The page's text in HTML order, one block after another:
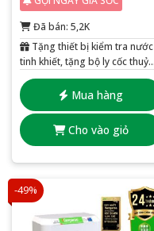
Mua hàng
Cho vào giỏ
Đã bán: 5,2K
Tặng thiết bị kiểm tra nước
tinh khiết, tặng bộ ly cốc thuỷ
tinh 6 chiếc
-49%